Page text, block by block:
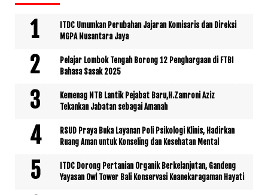
ITDC Umumkan Perubahan Jajaran Komisaris dan Direksi
MGPA Nusantara Jaya
Pelajar Lombok Tengah Borong 12 Penghargaan di FTBI
Bahasa Sasak 2025
Kemenag NTB Lantik Pejabat Baru,H.Zamroni Aziz
Tekankan Jabatan sebagai Amanah
RSUD Praya Buka Layanan Poli Psikologi Klinis, Hadirkan
Ruang Aman untuk Konseling dan Kesehatan Mental
ITDC Dorong Pertanian Organik Berkelanjutan, Gandeng
Yayasan Owl Tower Bali Konservasi Keanekaragaman Hayati